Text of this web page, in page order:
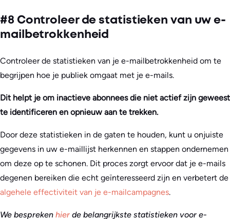
#8 Controleer de statistieken van uw e-
mailbetrokkenheid
Controleer de statistieken van je e-mailbetrokkenheid om te
begrijpen hoe je publiek omgaat met je e-mails.
Dit helpt je om inactieve abonnees die niet actief zijn geweest
te identificeren en opnieuw aan te trekken.
Door deze statistieken in de gaten te houden, kunt u onjuiste
gegevens in uw e-maillijst herkennen en stappen ondernemen
om deze op te schonen. Dit proces zorgt ervoor dat je e-mails
degenen bereiken die echt geïnteresseerd zijn en verbetert de
algehele effectiviteit van je e-mailcampagnes.
We bespreken hier de belangrijkste statistieken voor e-